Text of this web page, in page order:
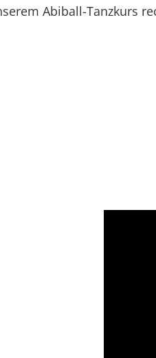
Abiball-Tanzkurs